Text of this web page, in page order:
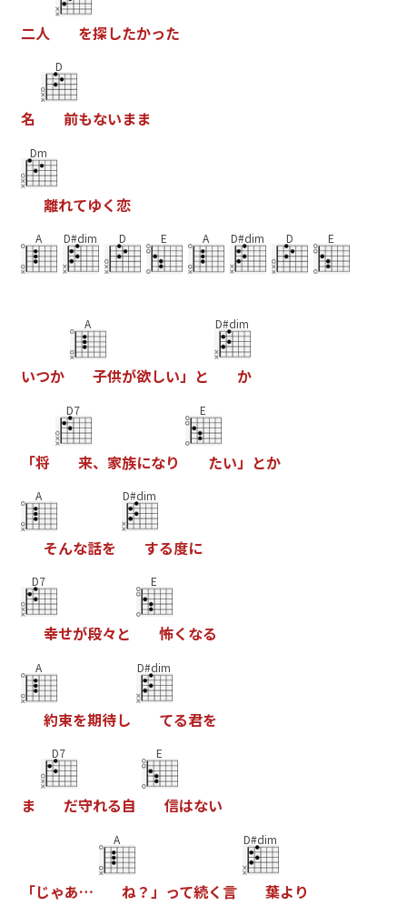
二人 を探したかった
名
D
前もないまま
Dm
離れてゆく恋
A D#dim D E A D#dim D E
いつか
A
子供が欲しい」 と
D#dim
か
「将
D7
来、 家族になり
E
たい 」 とか
A
そんな話を
D#dim
する度に
D7
幸せが段々 と
E
怖く なる
A
約束を期待し
D#dim
てる君を
ま
D7
だ守れる自
E
信はない
「じゃあ…
A
ね？ 」 って続く 言
D#dim
葉よ り